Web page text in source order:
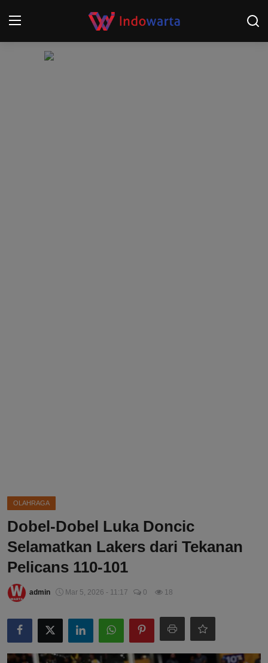
OLAHRAGA
Dobel-Dobel Luka Doncic
Selamatkan Lakers dari Tekanan
Pelicans 110-101
admin Mar 5, 2026 - 11:17 0 18